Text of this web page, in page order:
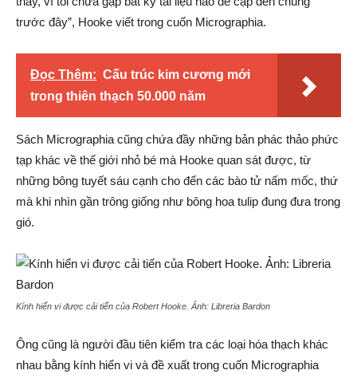
trước đây”, Hooke viết trong cuốn Micrographia.
Đọc Thêm: Cấu trúc kim cương mới
trong thiên thạch 50.000 năm
Sách Micrographia cũng chứa đầy những bản phác thảo phức
tạp khác về thế giới nhỏ bé mà Hooke quan sát được, từ
những bông tuyết sáu cạnh cho đến các bào tử nấm mốc, thứ
mà khi nhìn gần trông giống như bông hoa tulip đung đưa trong
gió.
Kính hiển vi được cải tiến của Robert Hooke. Ảnh: Libreria Bardon
Ông cũng là người đầu tiên kiểm tra các loại hóa thạch khác
nhau bằng kính hiển vi và đề xuất trong cuốn Micrographia